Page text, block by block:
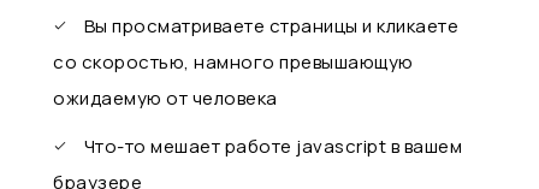
Вы просматриваете страницы и кликаете
со скоростью, намного превышающую
ожидаемую от человека
Что-то мешает работе javascript в вашем
браузере